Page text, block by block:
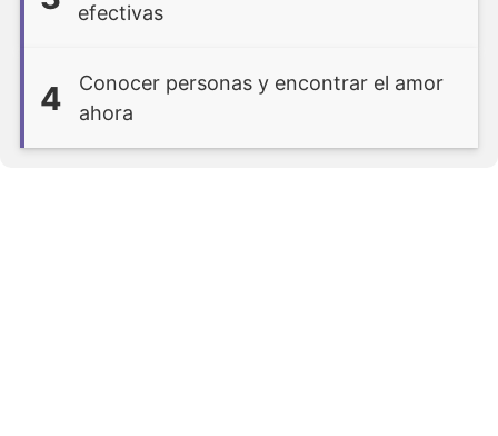
efectivas
4
Conocer personas y encontrar el amor
ahora